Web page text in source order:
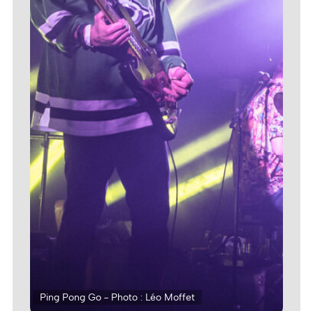
Ping Pong Go - Photo : Léo Moffet